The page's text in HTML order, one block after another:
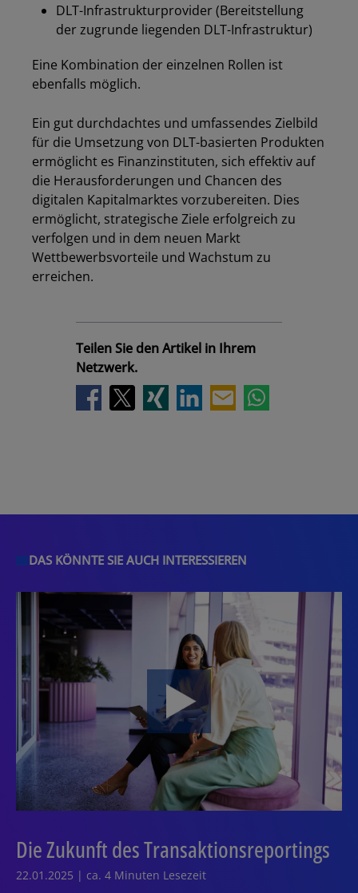
DLT-Infrastrukturprovider (Bereitstellung
der zugrunde liegenden DLT-Infrastruktur)
Eine Kombination der einzelnen Rollen ist
ebenfalls möglich.
Ein gut durchdachtes und umfassendes Zielbild
für die Umsetzung von DLT-basierten Produkten
ermöglicht es Finanzinstituten, sich effektiv auf
die Herausforderungen und Chancen des
digitalen Kapitalmarktes vorzubereiten. Dies
ermöglicht, strategische Ziele erfolgreich zu
verfolgen und in dem neuen Markt
Wettbewerbsvorteile und Wachstum zu
erreichen.
Teilen Sie den Artikel in Ihrem
Netzwerk.
DAS KÖNNTE SIE AUCH INTERESSIEREN
Die Zukunft des Transaktionsreportings
22.01.2025 | ca. 4 Minuten Lesezeit